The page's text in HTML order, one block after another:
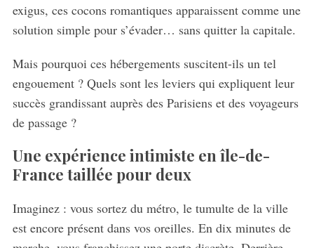
exigus, ces cocons romantiques apparaissent comme une
solution simple pour s’évader… sans quitter la capitale.
Mais pourquoi ces hébergements suscitent-ils un tel
engouement ? Quels sont les leviers qui expliquent leur
succès grandissant auprès des Parisiens et des voyageurs
de passage ?
Une expérience intimiste en île-de-
France taillée pour deux
Imaginez : vous sortez du métro, le tumulte de la ville
est encore présent dans vos oreilles. En dix minutes de